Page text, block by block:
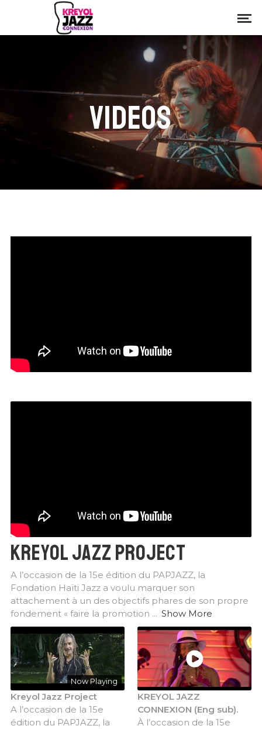
VIDEOS
KREYOL JAZZ PROJECT
A l’occasion de la 15e édition du PAPJAZZ, la
Fondation Haïti Jazz a voulu marquer son
attachement à un des objectifs phares de son propre
fondement « faire la promotion ... Show More
Now Playing
Kreyol Jazz Project
A l’occasion de la 15e
édition du PAPJAZZ, la
KREYOL JAZZ
CONNEXION (Eng sub).
À l’occasion de la 15e